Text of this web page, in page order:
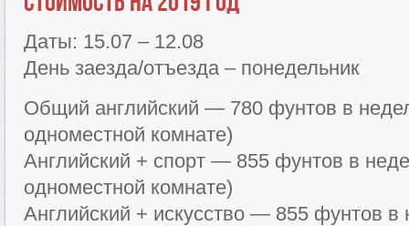
Даты: 15.07 – 12.08
День заезда/отъезда – понедельник
Общий английский — 780 фунтов в
одноместной комнате)
Английский + спорт — 855 фунтов в
одноместной комнате)
Английский + искусство — 855 фунтов